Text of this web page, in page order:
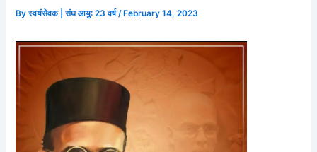
Byस्वयंसेवक | संघ आयु: 23 वर्ष/ February 14, 2023